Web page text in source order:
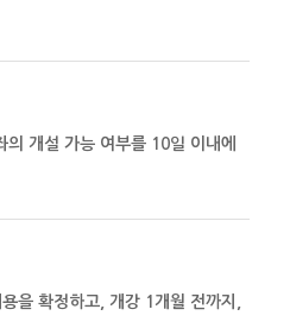
의 개설 가능 여부를 10일 이내에
을 확정하고, 개강 1개월 전까지,